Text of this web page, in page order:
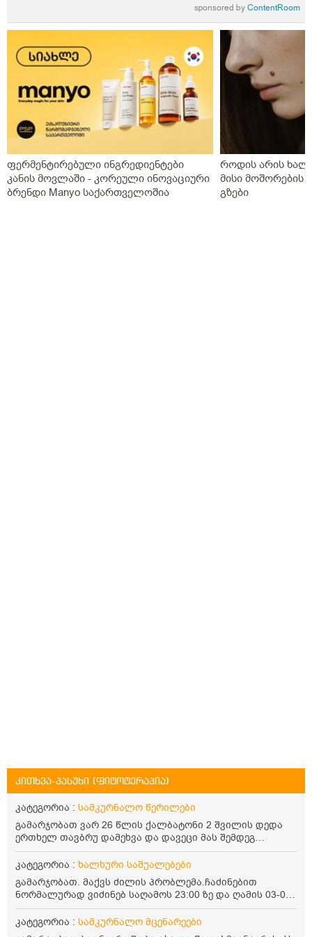
sponsored byContentRoom
ფერმენტირებული ინგრედიენტები
კანის მოვლაში - კორეული ინოვაციური
ბრენდი Manyo საქართველოშია
როდის არის
მისი მოშორების
გზები
კითხვა-პასუხი (ფიტოტერაპია)
კატეგორია : სამკურნალო წერილები
გამარჯობათ ვარ 26 წლის ქალბატონი 2 შვილის დედა
ერთხელ თავბრუ დამეხვა და დავეცი მას შემდეგ
დამეწყო შიშები ვეღარ გავდიოდი გარეთ რადგან ისევ
ასე ცუდად არ გავხდარიყავი ყურის ანთება მქონდა
მაშინ როგორც გაირკვა მას შემსეგ გავიდა 1 წელზე
მეტინდა კიდე მეხვევა თავბრუ გარეთ გასვილისას
სახლში კარგად ვარ როცა ახსენებენ გარეთ წაავალა
სმაგაზეხ კი ცუდად ვხდებოდი ეხლა როგორმე გავდივარ
ბაღში ჯოხში ზოგჯერ მაქვს შეგრძნება მიწა მეცლება
კატეგორია : ხალხური საშუალებები
გამარჯობათ. მაქვს ძილის პრობლემა.ჩაძინებით
ნორმალურად ვიძინებ საღამოს 23:00 ზე და ღამის 03-00
ან 04:00 საათზე მეღვიძება და მერე ვერ ვიძინებ
ვერაფრით.რამე ხალხური საშუალება თუ არის ამ
კატეგორია : სამკურნალო მცენარეები